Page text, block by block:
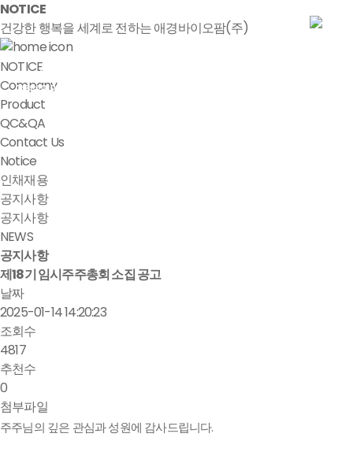
NOTICE
건강한 행복을 세계로 전하는 애경바이오팜(주)
NOTICE
Company
Product
QC&QA
Contact Us
Notice
인채재용
공지사항
공지사항
NEWS
공지사항
제18기 임시주주총회 소집 공고
날짜
2025-01-14 14:20:23
조회수
4817
추천수
0
첨부파일
주주님의 깊은 관심과 성원에 감사드립니다.